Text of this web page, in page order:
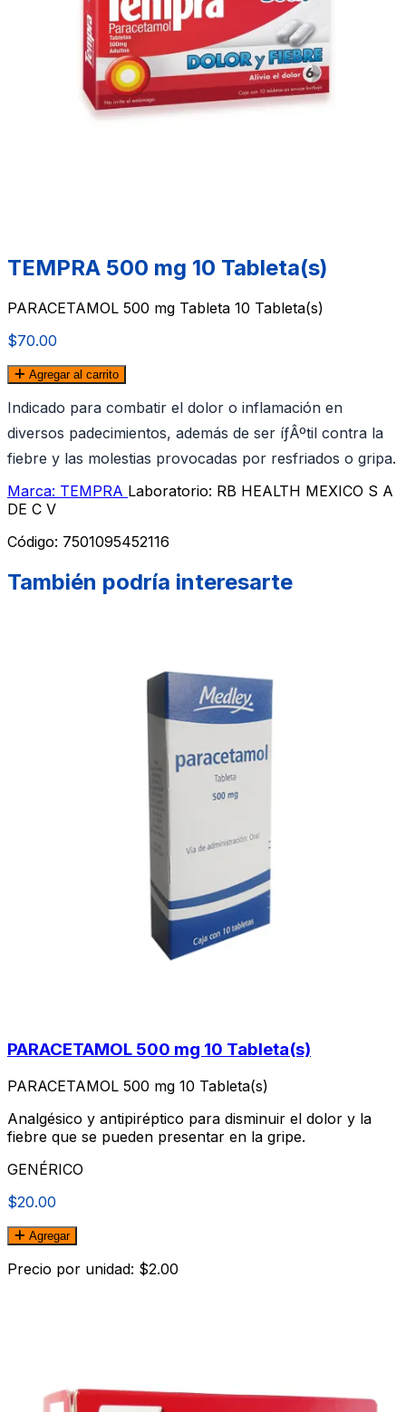
TEMPRA 500 mg 10 Tableta(s)
PARACETAMOL 500 mg Tableta 10 Tableta(s)
$70.00
Agregar al carrito
Indicado para combatir el dolor o inflamación en
diversos padecimientos, además de ser íƒÂºtil contra la
fiebre y las molestias provocadas por resfriados o gripa.
Marca: TEMPRA Laboratorio: RB HEALTH MEXICO S A
DE C V
Código: 7501095452116
También podría interesarte
PARACETAMOL 500 mg 10 Tableta(s)
PARACETAMOL 500 mg 10 Tableta(s)
Analgésico y antipiréptico para disminuir el dolor y la
fiebre que se pueden presentar en la gripe.
GENÉRICO
$20.00
Agregar
Precio por unidad: $2.00